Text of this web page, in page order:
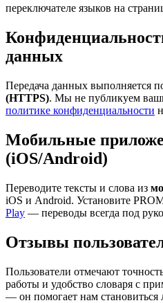
переключателе языков на
данных
Передача данных выполняется
(HTTPS). Мы не публикуем
политике конфиденциальности
Мобильные
(iOS/Android)
Переводите тексты и слова из
iOS и Android. Установите
Play — переводы всегда под
Отзывы
Пользователи отмечают
работы и удобство словаря с
— он помогает нам становиться